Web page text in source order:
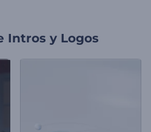
Intros y Logos